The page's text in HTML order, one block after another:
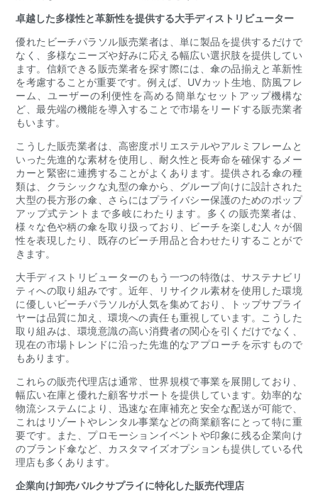
卓越した多様性と革新性を提供する大手ディストリビューター
優れたビーチパラソル販売業者は、単に製品を提供するだけで
なく、多様なニーズや好みに応える幅広い選択肢を提供してい
ます。信頼できる販売業者を探す際には、傘の品揃えと革新性
を考慮することが重要です。例えば、UVカット生地、防風フレ
ーム、ユーザーの利便性を高める簡単なセットアップ機構な
ど、最先端の機能を導入することで市場をリードする販売業者
もいます。
こうした販売業者は、高密度ポリエステルやアルミフレームと
いった先進的な素材を使用し、耐久性と長寿命を確保するメー
カーと緊密に連携することがよくあります。提供される傘の種
類は、クラシックな丸型の傘から、グループ向けに設計された
大型の長方形の傘、さらにはプライバシー保護のためのポップ
アップ式テントまで多岐にわたります。多くの販売業者は、
様々な色や柄の傘を取り扱っており、ビーチを楽しむ人々が個
性を表現したり、既存のビーチ用品と合わせたりすることがで
きます。
大手ディストリビューターのもう一つの特徴は、サステナビリ
ティへの取り組みです。近年、リサイクル素材を使用した環境
に優しいビーチパラソルが人気を集めており、トップサプライ
ヤーは品質に加え、環境への責任も重視しています。こうした
取り組みは、環境意識の高い消費者の関心を引くだけでなく、
現在の市場トレンドに沿った先進的なアプローチを示すもので
もあります。
これらの販売代理店は通常、世界規模で事業を展開しており、
幅広い在庫と優れた顧客サポートを提供しています。効率的な
物流システムにより、迅速な在庫補充と安全な配送が可能で、
これはリゾートやレンタル事業などの商業顧客にとって特に重
要です。また、プロモーションイベントや印象に残る企業向け
のブランド傘など、カスタマイズオプションも提供している代
理店も多くあります。
企業向け卸売バルクサプライに特化した販売代理店